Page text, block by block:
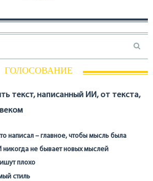
ГОЛОСОВАНИЕ
текст, написанный ИИ, от текста,
написал – главное, чтобы мысль была
никогда не бывает новых мыслей
плохо
стиль